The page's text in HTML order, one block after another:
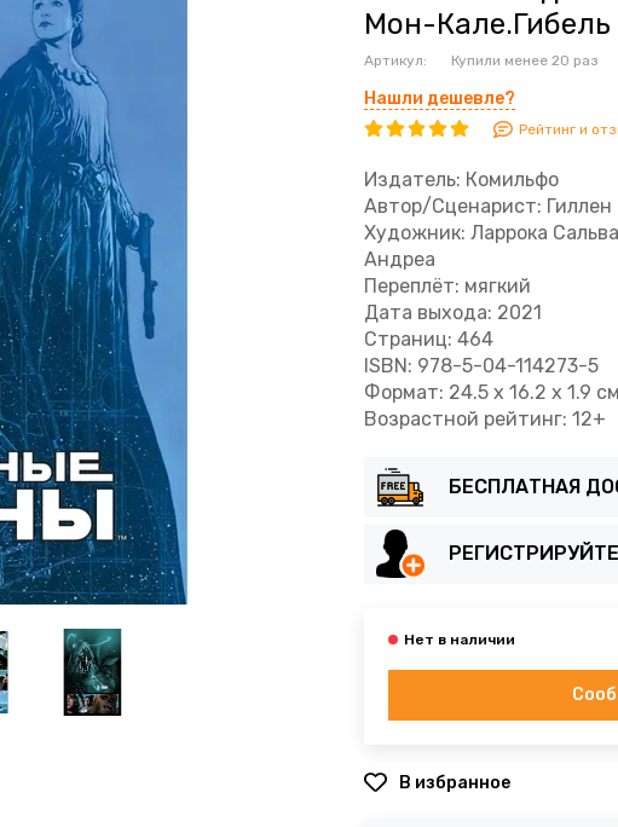
Мон-
Артикул: Купили менее 20 раз
Нашли дешевле?
Рейтинг и
Издатель: Комильфо
Автор/Сценарист: Гиллен
Художник: Ларрока
Андреа
Переплёт: мягкий
Дата выхода: 2021
Страниц: 464
ISBN: 978-5-04-114273-5
Формат: 24.5 x 16.2 x 1.9 см
Возрастной рейтинг: 12+
БЕСПЛАТНАЯ
В избранное